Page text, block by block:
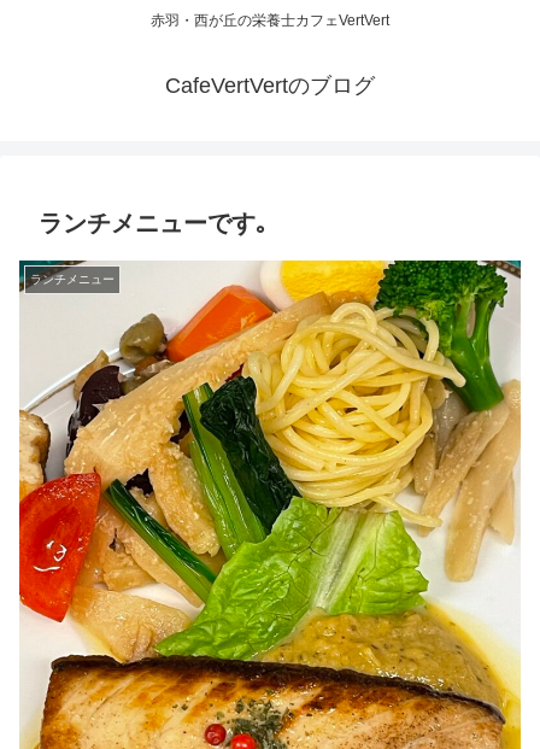
赤羽・西が丘の栄養士カフェVertVert
CafeVertVertのブログ
ランチメニューです｡
ランチメニュー